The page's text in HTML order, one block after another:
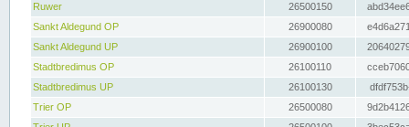
Ruwer
26500150
Sankt Aldegund OP
26900080
Sankt Aldegund UP
26900100
Stadtbredimus OP
26100110
Stadtbredimus UP
26100130
Trier OP
26500080